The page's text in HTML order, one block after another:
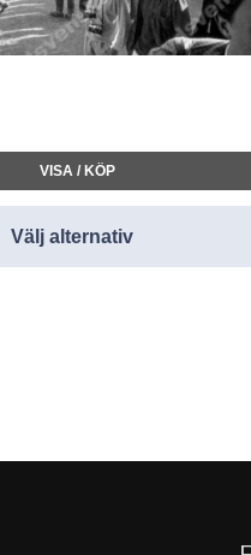
VISA / KÖP
Välj alternativ